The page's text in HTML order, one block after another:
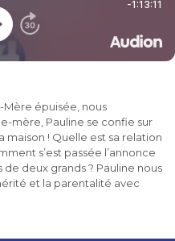
épuisée, nous
mère, Pauline se confie sur
maison ! Quelle est sa relation
s’est passée l’annonce
deux grands ? Pauline nous
et la parentalité avec